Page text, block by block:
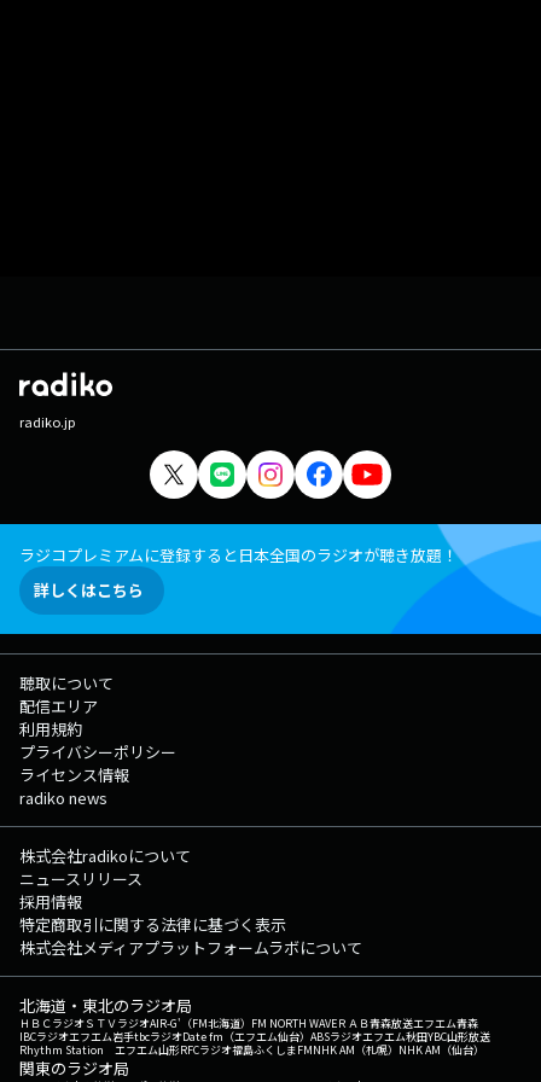
radiko.jp
ラジコプレミアムに登録すると日本全国のラジオが聴き放題！
詳しくはこちら
聴取について
配信エリア
利用規約
プライバシーポリシー
ライセンス情報
radiko news
株式会社radikoについて
ニュースリリース
採用情報
特定商取引に関する法律に基づく表示
株式会社メディアプラットフォームラボについて
北海道・東北のラジオ局
ＨＢＣラジオＳＴＶラジオAIR-G'（FM北海道） FM NORTH WAVEＲＡＢ青森放送エフエム青森
IBCラジオエフエム岩手tbcラジオDate fm（エフエム仙台） ABSラジオエフエム秋田YBC山形放送
Rhythm Station エフエム山形RFCラジオ福島ふくしまFMNHK AM（札幌） NHK AM（仙台）
関東のラジオ局